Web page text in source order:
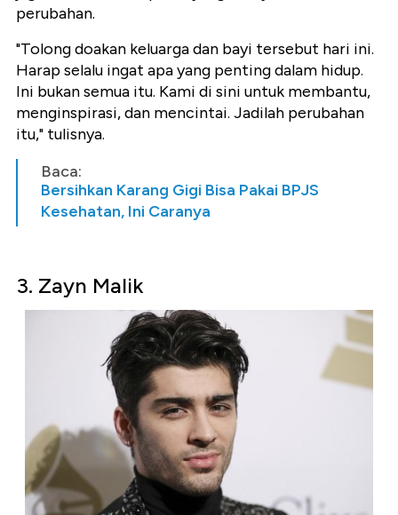
perubahan.
"Tolong doakan keluarga dan bayi tersebut hari ini.
Harap selalu ingat apa yang penting dalam hidup.
Ini bukan semua itu. Kami di sini untuk membantu,
menginspirasi, dan mencintai. Jadilah perubahan
itu," tulisnya.
Baca:
Bersihkan Karang Gigi Bisa Pakai BPJS
Kesehatan, Ini Caranya
3. Zayn Malik